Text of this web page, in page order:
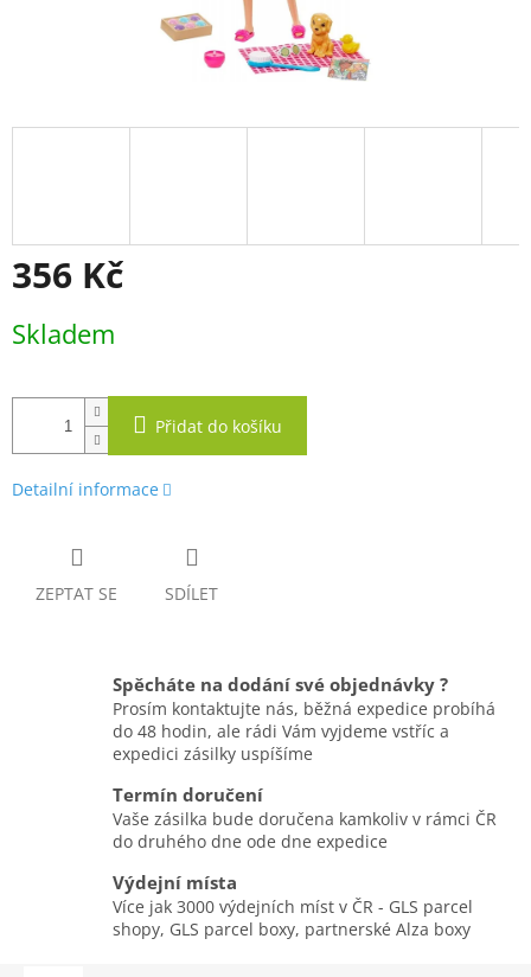
356 Kč
cena:
Skladem
Přidat do košíku
Detailní informace
ZEPTAT SE SDÍLET
Spěcháte na dodání své objednávky ?
Prosím kontaktujte nás, běžná expedice probíhá
do 48 hodin, ale rádi Vám vyjdeme vstříc a
expedici zásilky uspíšíme
Termín doručení
Vaše zásilka bude doručena kamkoliv v rámci ČR
do druhého dne ode dne expedice
Výdejní místa
Více jak 3000 výdejních míst v ČR - GLS parcel
shopy, GLS parcel boxy, partnerské Alza boxy